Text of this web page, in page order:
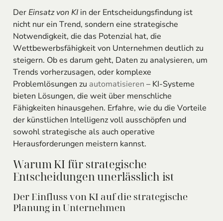
DerEinsatz von KIin der Entscheidungsfindung ist
nicht nur ein Trend, sondern eine strategische
Notwendigkeit, die das Potenzial hat, die
Wettbewerbsfähigkeit von Unternehmen deutlich zu
steigern. Ob es darum geht, Daten zu analysieren, um
Trends vorherzusagen, oder komplexe
Problemlösungen zu automatisieren – KI-Systeme
bieten Lösungen, die weit über menschliche
Fähigkeiten hinausgehen. Erfahre, wie du die Vorteile
der künstlichen Intelligenz voll ausschöpfen und
sowohl strategische als auch operative
Herausforderungen meistern kannst.
Warum KI für strategische
Entscheidungen unerlässlich ist
Der Einfluss von KI auf die strategische
Planung in Unternehmen